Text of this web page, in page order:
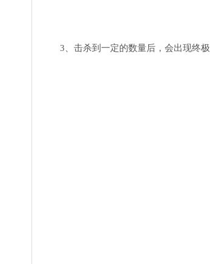
3、击杀到一定的数量后，会出现终极